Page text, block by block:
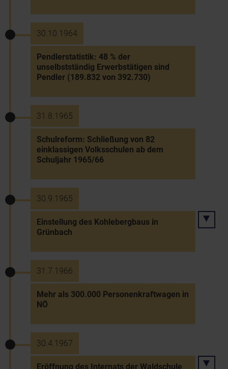
30.10.1964
Pendlerstatistik: 48 % der
unselbstständig Erwerbstätigen sind
Pendler (189.832 von 392.730)
31.8.1965
Schulreform: Schließung von 82
einklassigen Volksschulen ab dem
Schuljahr 1965/66
30.9.1965
Einstellung des Kohlebergbaus in
Grünbach
31.7.1966
Mehr als 300.000 Personenkraftwagen in
NÖ
30.4.1967
Eröffnung des Internats der Waldschule